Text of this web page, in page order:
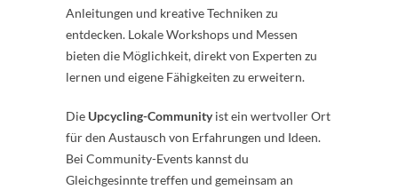
Anleitungen und kreative Techniken zu
entdecken. Lokale Workshops und Messen
bieten die Möglichkeit, direkt von Experten zu
lernen und eigene Fähigkeiten zu erweitern.
Die Upcycling-Communityist ein wertvoller Ort
für den Austausch von Erfahrungen und Ideen.
Bei Community-Events kannst du
Gleichgesinnte treffen und gemeinsam an